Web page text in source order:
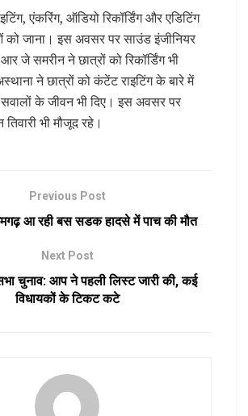
एंकरिंग, ऑडियो रिकॉर्डिंग और एडिटिंग
जाना। इस अवसर पर साउंड इंजीनियर
जे समरीन ने छात्रों को रिकॉर्डिंग भी
ने छात्रों को कंटेंट राइटिंग के बारे में
के जीवन भी दिए। इस अवसर पर
भी मौजूद रहे।
Previous Post
आ रही बस सडक हादसे में पाच की मौत
Next Post
चुनाव: आप ने पहली लिस्ट जारी की, कई
विधायकों के टिकट कटे